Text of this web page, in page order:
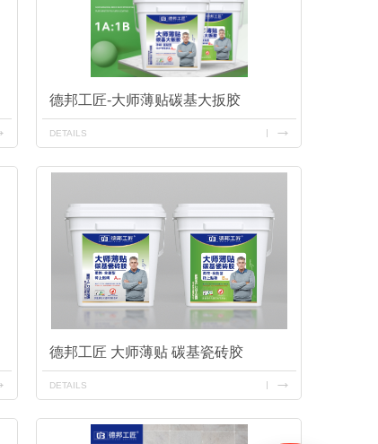
德邦工匠-大师薄贴碳基大扳胶
DETAILS
德邦工匠 大师薄贴 碳基瓷砖胶
DETAILS